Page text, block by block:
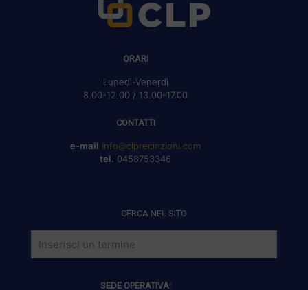
ORARI
Lunedì-Venerdì
8.00-12.00 / 13.00-17.00
CONTATTI
e-mail info@clprecinzioni.com
tel. 0458753346
CERCA NEL SITO
SEDE OPERATIVA: